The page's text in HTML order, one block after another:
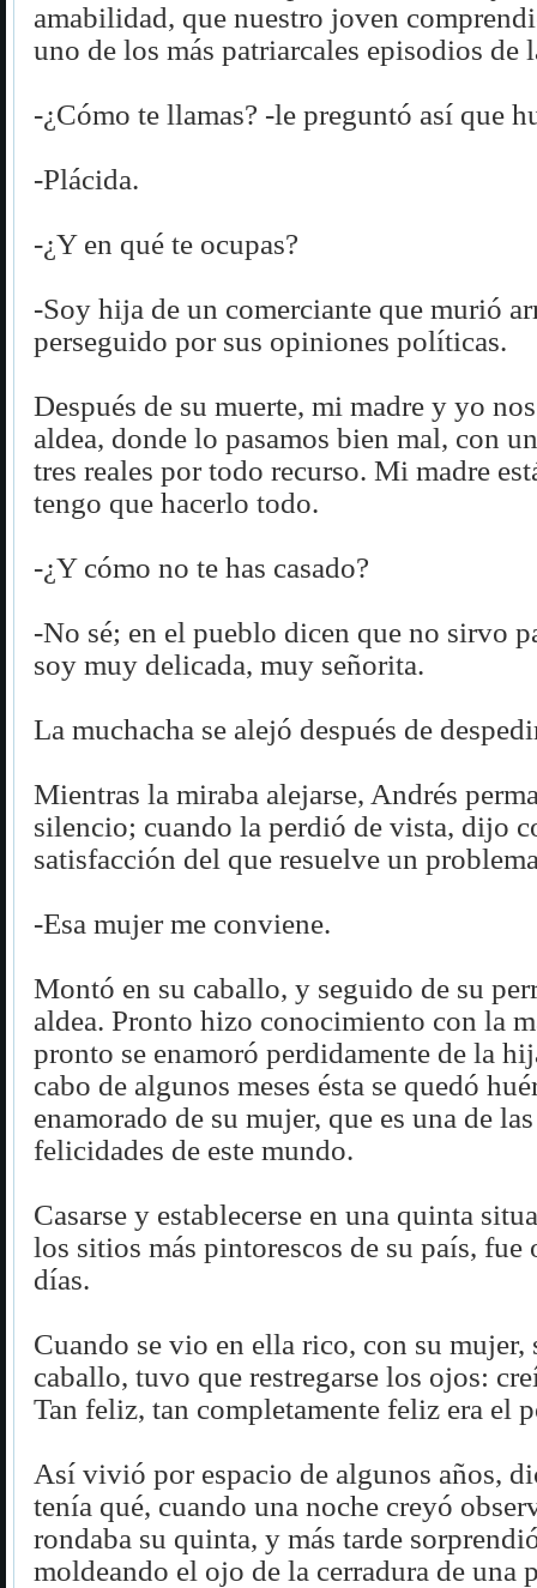
amabilidad, que nuestro joven
uno de los más patriarcales episodios de
-¿Cómo te llamas? -le preguntó así que
-Plácida.
-¿Y en qué te ocupas?
-Soy hija de un comerciante que murió
perseguido por sus opiniones políticas.
Después de su muerte, mi madre y yo
aldea, donde lo pasamos bien mal, con
tres reales por todo recurso. Mi madre
tengo que hacerlo todo.
-¿Y cómo no te has casado?
-No sé; en el pueblo dicen que no sirvo
soy muy delicada, muy señorita.
La muchacha se alejó después de
Mientras la miraba alejarse, Andrés
silencio; cuando la perdió de vista, dijo
satisfacción del que resuelve un
-Esa mujer me conviene.
Montó en su caballo, y seguido de su
aldea. Pronto hizo conocimiento con la
pronto se enamoró perdidamente de la
cabo de algunos meses ésta se quedó
enamorado de su mujer, que es una de
felicidades de este mundo.
Casarse y establecerse en una quinta
los sitios más pintorescos de su país, fue
días.
Cuando se vio en ella rico, con su mujer,
caballo, tuvo que restregarse los ojos:
Tan feliz, tan completamente feliz era el
Así vivió por espacio de algunos años,
tenía qué, cuando una noche creyó
rondaba su quinta, y más tarde
moldeando el ojo de la cerradura de una